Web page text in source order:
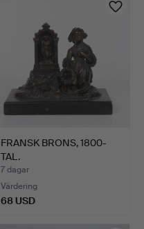
FRANSK BRONS, 1800-
TAL.
7 dagar
Värdering
68 USD